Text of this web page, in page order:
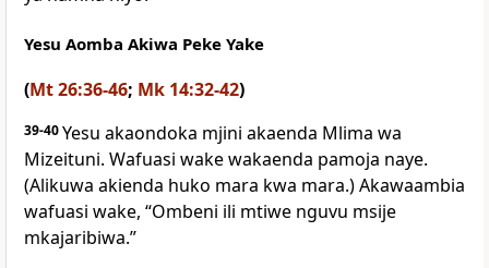
Yesu Aomba Akiwa Peke Yake
(Mt 26:36-46; Mk 14:32-42)
39-40Yesu akaondoka mjini akaenda Mlima wa
Mizeituni. Wafuasi wake wakaenda pamoja naye.
(Alikuwa akienda huko mara kwa mara.) Akawaambia
wafuasi wake, “Ombeni ili mtiwe nguvu msije
mkajaribiwa.”